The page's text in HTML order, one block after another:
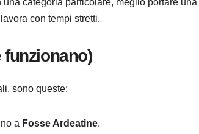
categoria particolare, meglio portare una
con tempi stretti.
sono queste:
a Fosse Ardeatine.